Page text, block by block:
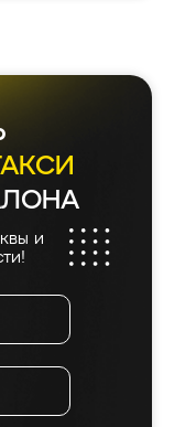
без
осталась
и ожидала.
и